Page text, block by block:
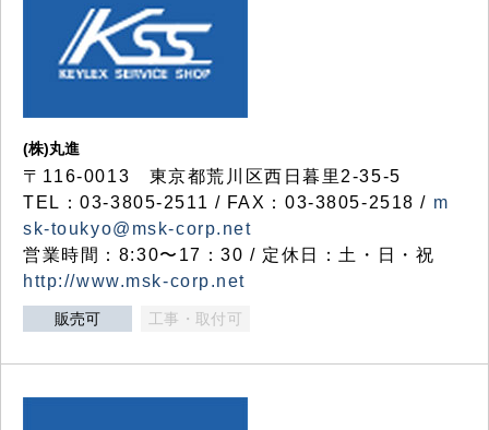
(株)丸進
〒116-0013 東京都荒川区西日暮里2-35-5
TEL：03-3805-2511 / FAX：03-3805-2518 / m
sk-toukyo@msk-corp.net
営業時間：8:30〜17：30 / 定休日：土・日・祝
http://www.msk-corp.net
販売可 工事・取付可